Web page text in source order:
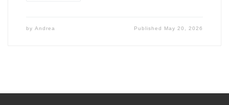
by Andrea Published May 20, 2026